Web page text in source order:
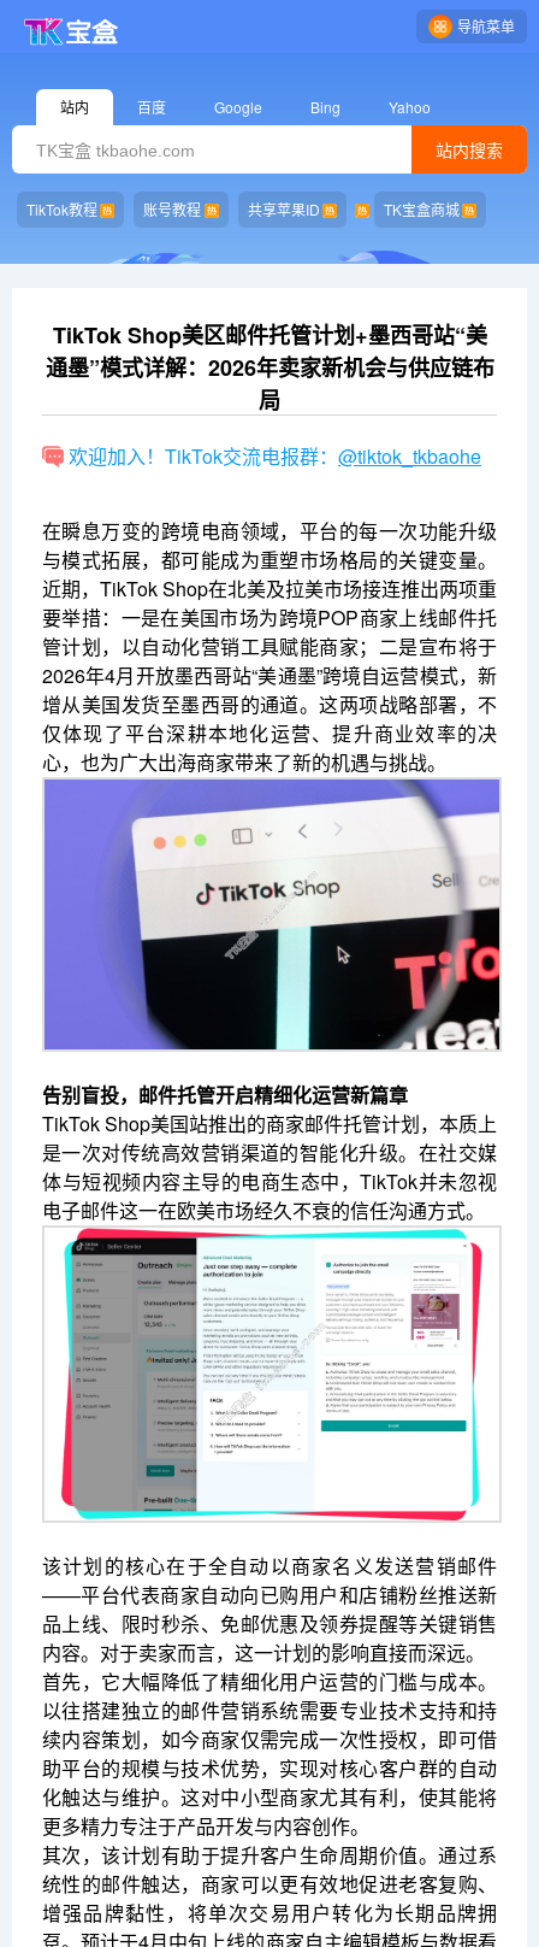
导航菜单
站内 百度 Google Bing Yahoo
站内搜索
TikTok教程 账号教程 共享苹果ID TK宝盒商城
TikTok Shop美区邮件托管计划+墨西哥站“美
通墨”模式详解：2026年卖家新机会与供应链布
局
欢迎加入！TikTok交流电报群： @tiktok_tkbaohe
在瞬息万变的跨境电商领域，平台的每一次功能升级
与模式拓展，都可能成为重塑市场格局的关键变量。
近期，TikTok Shop在北美及拉美市场接连推出两项重
要举措：一是在美国市场为跨境POP商家上线邮件托
管计划，以自动化营销工具赋能商家；二是宣布将于
2026年4月开放墨西哥站“美通墨”跨境自运营模式，新
增从美国发货至墨西哥的通道。这两项战略部署，不
仅体现了平台深耕本地化运营、提升商业效率的决
心，也为广大出海商家带来了新的机遇与挑战。
告别盲投，邮件托管开启精细化运营新篇章
TikTok Shop美国站推出的商家邮件托管计划，本质上
是一次对传统高效营销渠道的智能化升级。在社交媒
体与短视频内容主导的电商生态中，TikTok并未忽视
电子邮件这一在欧美市场经久不衰的信任沟通方式。
该计划的核心在于全自动以商家名义发送营销邮件
——平台代表商家自动向已购用户和店铺粉丝推送新
品上线、限时秒杀、免邮优惠及领券提醒等关键销售
内容。对于卖家而言，这一计划的影响直接而深远。
首先，它大幅降低了精细化用户运营的门槛与成本。
以往搭建独立的邮件营销系统需要专业技术支持和持
续内容策划，如今商家仅需完成一次性授权，即可借
助平台的规模与技术优势，实现对核心客户群的自动
化触达与维护。这对中小型商家尤其有利，使其能将
更多精力专注于产品开发与内容创作。
其次，该计划有助于提升客户生命周期价值。通过系
统性的邮件触达，商家可以更有效地促进老客复购、
增强品牌黏性，将单次交易用户转化为长期品牌拥
趸。预计于4月中旬上线的商家自主编辑模板与数据看